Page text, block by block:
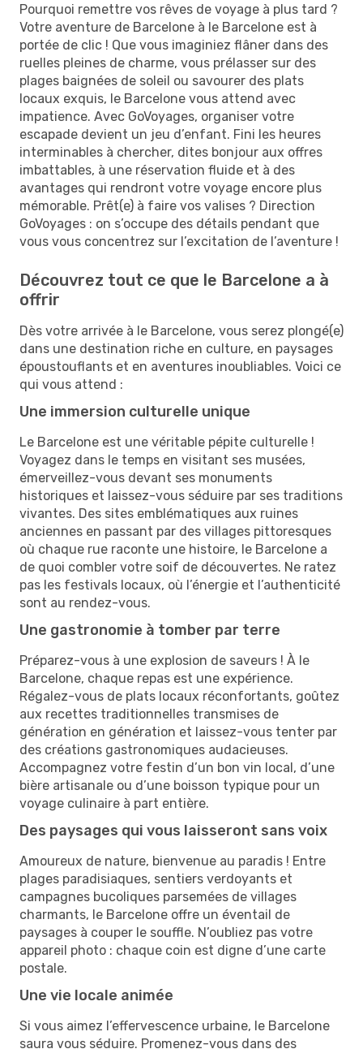
Pourquoi remettre vos rêves de voyage à plus tard ?
Votre aventure de Barcelone à le Barcelone est à
portée de clic ! Que vous imaginiez flâner dans des
ruelles pleines de charme, vous prélasser sur des
plages baignées de soleil ou savourer des plats
locaux exquis, le Barcelone vous attend avec
impatience. Avec GoVoyages, organiser votre
escapade devient un jeu d’enfant. Fini les heures
interminables à chercher, dites bonjour aux offres
imbattables, à une réservation fluide et à des
avantages qui rendront votre voyage encore plus
mémorable. Prêt(e) à faire vos valises ? Direction
GoVoyages : on s’occupe des détails pendant que
vous vous concentrez sur l’excitation de l’aventure !
Découvrez tout ce que le Barcelone a à
offrir
Dès votre arrivée à le Barcelone, vous serez plongé(e)
dans une destination riche en culture, en paysages
époustouflants et en aventures inoubliables. Voici ce
qui vous attend :
Une immersion culturelle unique
Le Barcelone est une véritable pépite culturelle !
Voyagez dans le temps en visitant ses musées,
émerveillez-vous devant ses monuments
historiques et laissez-vous séduire par ses traditions
vivantes. Des sites emblématiques aux ruines
anciennes en passant par des villages pittoresques
où chaque rue raconte une histoire, le Barcelone a
de quoi combler votre soif de découvertes. Ne ratez
pas les festivals locaux, où l’énergie et l’authenticité
sont au rendez-vous.
Une gastronomie à tomber par terre
Préparez-vous à une explosion de saveurs ! À le
Barcelone, chaque repas est une expérience.
Régalez-vous de plats locaux réconfortants, goûtez
aux recettes traditionnelles transmises de
génération en génération et laissez-vous tenter par
des créations gastronomiques audacieuses.
Accompagnez votre festin d’un bon vin local, d’une
bière artisanale ou d’une boisson typique pour un
voyage culinaire à part entière.
Des paysages qui vous laisseront sans voix
Amoureux de nature, bienvenue au paradis ! Entre
plages paradisiaques, sentiers verdoyants et
campagnes bucoliques parsemées de villages
charmants, le Barcelone offre un éventail de
paysages à couper le souffle. N’oubliez pas votre
appareil photo : chaque coin est digne d’une carte
postale.
Une vie locale animée
Si vous aimez l’effervescence urbaine, le Barcelone
saura vous séduire. Promenez-vous dans des